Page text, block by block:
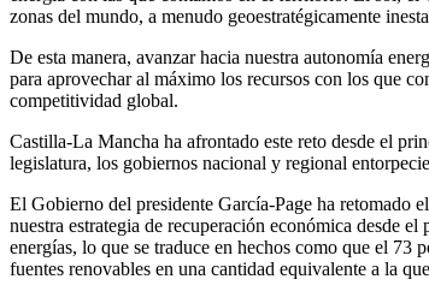
zonas del mundo, a menudo geoestratégicamente
De esta manera, avanzar hacia nuestra autonomía
para aprovechar al máximo los recursos con los que
competitividad global.
Castilla-La Mancha ha afrontado este reto desde el
legislatura, los gobiernos nacional y regional
El Gobierno del presidente García-Page ha retomado
nuestra estrategia de recuperación económica desde
energías, lo que se traduce en hechos como que el 73
fuentes renovables en una cantidad equivalente a la